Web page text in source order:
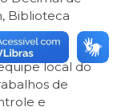
Biblioteca
local do
de
e